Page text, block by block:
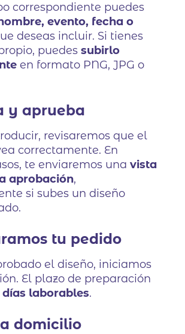
correspondiente puedes
evento, fecha o
deseas incluir. Si tienes
puedessubirlo
en formato PNG, JPG o
y aprueba
revisaremos que el
correctamente. En
te enviaremos unavista
aprobación,
si subes un diseño
tu pedido
el diseño, iniciamos
El plazo de preparación
días laborables.
domicilio